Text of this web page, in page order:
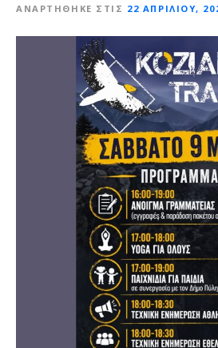
ΑΝΑΡΤΉΘΗΚΕ ΣΤΙΣ 22 ΑΠΡΙΛΊΟΥ,